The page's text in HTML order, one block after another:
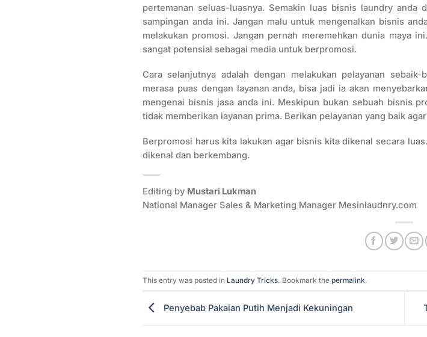
pertemanan seluas-luasnya. Semakin luas bisnis laundry anda
sampingan anda ini. Jangan malu untuk mengenalkan bisnis
melakukan promosi. Jangan pernah meremehkan dunia maya
sangat potensial sebagai media untuk berpromosi.
Cara selanjutnya adalah dengan melakukan pelayanan
merasa puas dengan layanan anda, bisa jadi ia akan
mengenai bisnis jasa anda ini. Meskipun bukan sebuah bisnis
tidak memberikan layanan prima. Berikan pelayanan yang baik
Berpromosi harus kita lakukan agar bisnis kita dikenal secara
dikenal dan berkembang.
Editing by Mustari Lukman
National Manager Sales & Marketing Manager Mesinlaudnry.com
This entry was posted in Laundry Tricks. Bookmark the permalink.
Penyebab Pakaian Putih Menjadi Kekuningan